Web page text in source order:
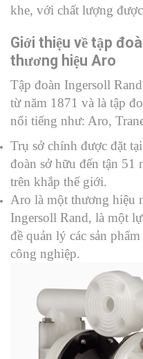
khe, với chất lượng
Giới thiệu về tập
thương hiệu Aro
Tập đoàn Ingersoll
từ năm 1871 và là tập
nổi tiếng như: Aro,
Trụ sở chính được đặt
đoàn sở hữu đến tận 51
trên khắp thế giới.
Aro là một thương hiệu
Ingersoll Rand, là một
đề quản lý các sản
công nghiệp.